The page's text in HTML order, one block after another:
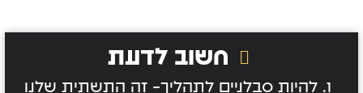
חשוב לדעת
להיות סבלניים לתהליך- זה התשתית שלנו